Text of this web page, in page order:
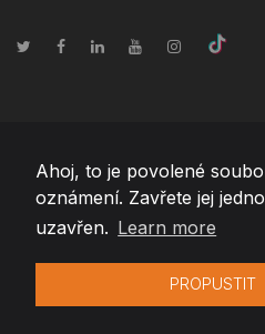
Ahoj, to je povolené
oznámení. Zavřete jej
uzavřen. Learn more
PROPUSTIT
© Copyright2026 Team Extension Czech
Changelog● Používáním těchto stránek
Politika